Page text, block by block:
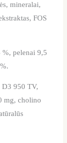
mineralai,
FOS
pelenai 9,5
D3 950 TV,
mg, cholino